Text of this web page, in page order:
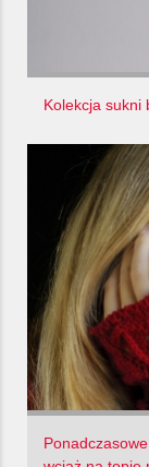
Kolekcja sukni